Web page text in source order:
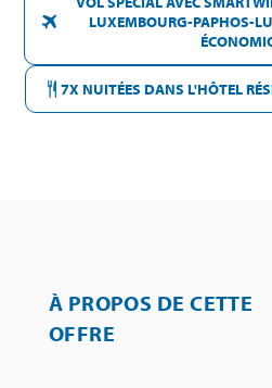
LUXEMBOURG-PAPHOS-
7X NUITÉES DANS L'HÔTEL
À PROPOS DE CETTE
OFFRE